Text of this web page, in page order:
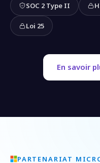
SOC 2 Type II
Loi 25
En savoir
PARTENARIAT